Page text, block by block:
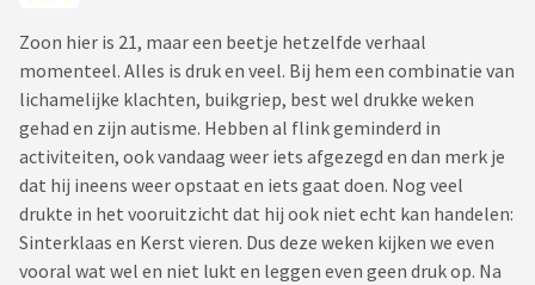
Zoon hier is 21, maar een beetje hetzelfde verhaal
momenteel. Alles is druk en veel. Bij hem een combinatie van
lichamelijke klachten, buikgriep, best wel drukke weken
gehad en zijn autisme. Hebben al flink geminderd in
activiteiten, ook vandaag weer iets afgezegd en dan merk je
dat hij ineens weer opstaat en iets gaat doen. Nog veel
drukte in het vooruitzicht dat hij ook niet echt kan handelen:
Sinterklaas en Kerst vieren. Dus deze weken kijken we even
vooral wat wel en niet lukt en leggen even geen druk op. Na